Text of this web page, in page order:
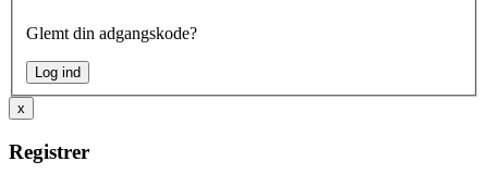
Glemt din adgangskode?
x
Registrer